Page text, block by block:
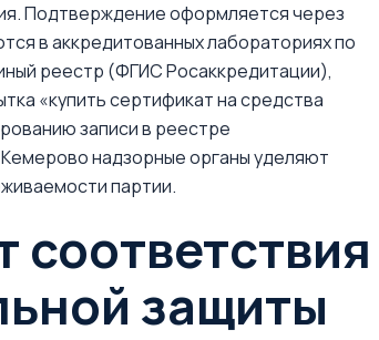
Подтверждение оформляется через
в аккредитованных лабораториях по
реестр (ФГИС Росаккредитации),
«купить сертификат на средства
записи в реестре
надзорные органы уделяют
партии.
соответствия
защиты